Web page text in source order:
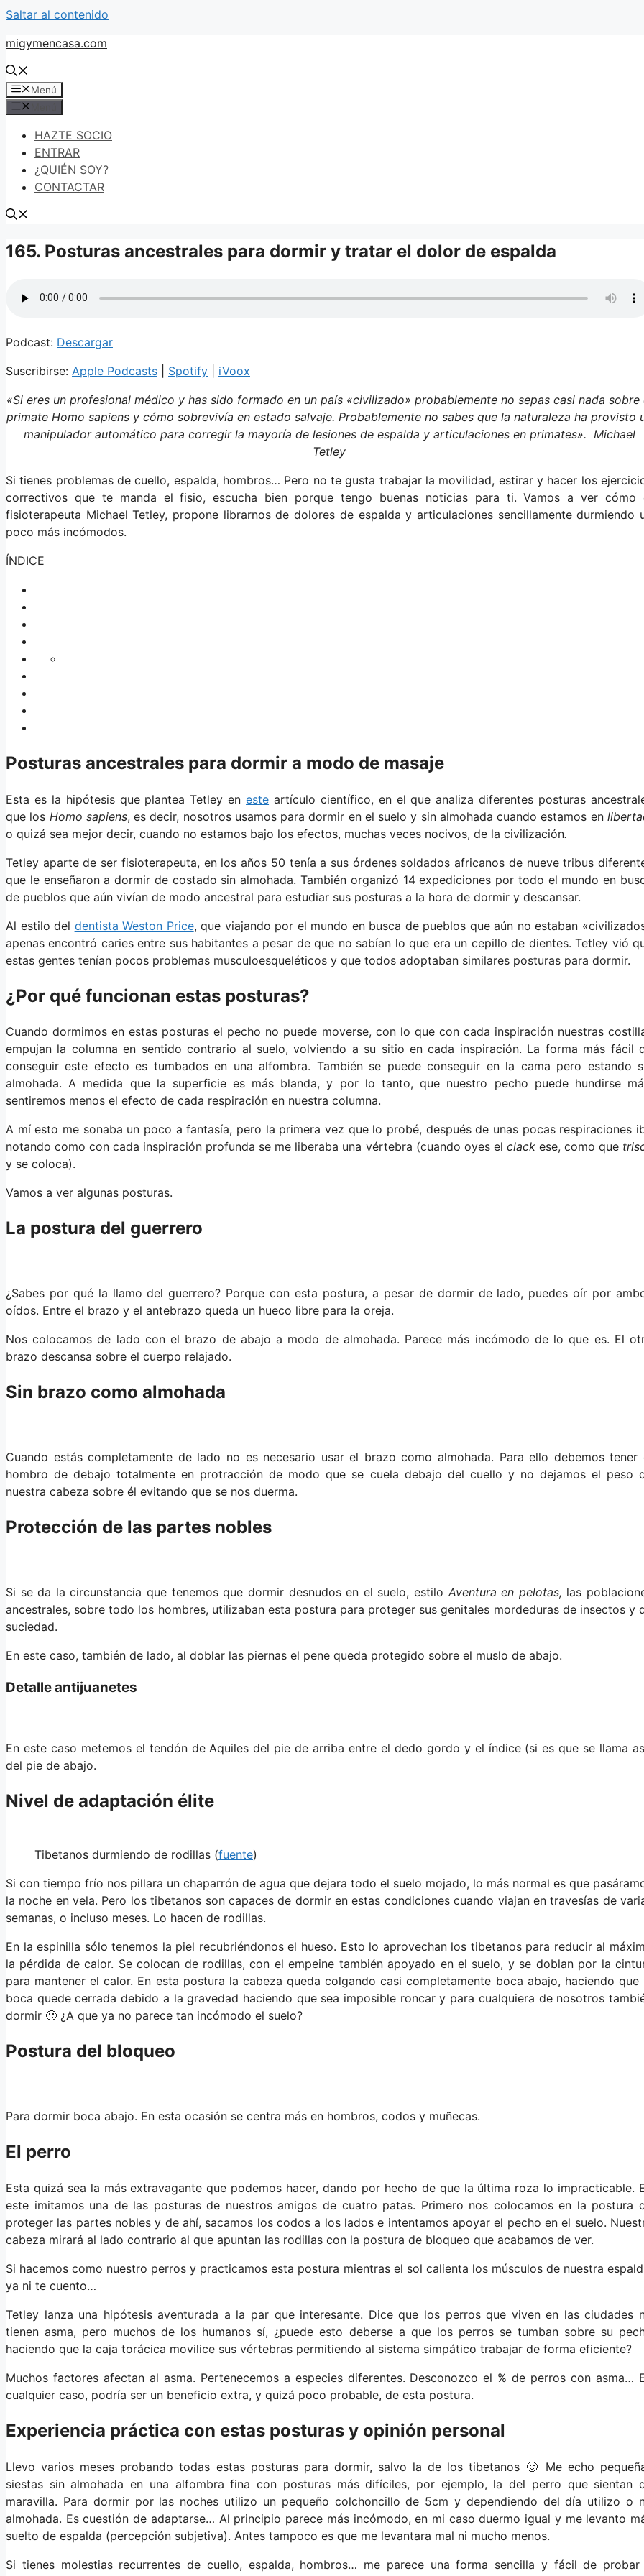
Saltar al contenido
migymencasa.com
Menú
HAZTE SOCIO
ENTRAR
¿QUIÉN SOY?
CONTACTAR
165. Posturas ancestrales para dormir y tratar el dolor de espalda
Podcast: Descargar
Suscribirse: Apple Podcasts Spotify
iVoox
«Si eres un profesional médico y has sido formado en un país «civilizado» probablemente no sepas casi nada sobre
primate Homo sapiens y cómo sobrevivía en estado salvaje. Probablemente no sabes que la naturaleza ha provisto
manipulador automático para corregir la mayoría de lesiones de espalda y articulaciones en primates». Michael
Tetley
Si tienes problemas de cuello, espalda, hombros… Pero no te gusta trabajar la movilidad, estirar y hacer los
correctivos que te manda el fisio, escucha bien porque tengo buenas noticias para ti. Vamos a ver cómo
fisioterapeuta Michael Tetley, propone librarnos de dolores de espalda y articulaciones sencillamente durmiendo
poco más incómodos.
ÍNDICE
Posturas ancestrales para dormir a modo de masaje
Esta es la hipótesis que plantea Tetley eneste artículo científico, en el que analiza diferentes posturas
que los Homo sapiens, es decir, nosotros usamos para dormir en el suelo y sin almohada cuando estamos en
o quizá sea mejor decir, cuando no estamos bajo los efectos, muchas veces nocivos, de la civilización.
Tetley aparte de ser fisioterapeuta, en los años 50 tenía a sus órdenes soldados africanos de nueve tribus
que le enseñaron a dormir de costado sin almohada. También organizó 14 expediciones por todo el mundo en
de pueblos que aún vivían de modo ancestral para estudiar sus posturas a la hora de dormir y descansar.
Al estilo del dentista Weston Price, que viajando por el mundo en busca de pueblos que aún no estaban
apenas encontró caries entre sus habitantes a pesar de que no sabían lo que era un cepillo de dientes. Tetley vió
estas gentes tenían pocos problemas musculoesqueléticos y que todos adoptaban similares posturas para dormir.
¿Por qué funcionan estas posturas?
Cuando dormimos en estas posturas el pecho no puede moverse, con lo que con cada inspiración nuestras
empujan la columna en sentido contrario al suelo, volviendo a su sitio en cada inspiración. La forma más fácil
conseguir este efecto es tumbados en una alfombra. También se puede conseguir en la cama pero estando
almohada. A medida que la superficie es más blanda, y por lo tanto, que nuestro pecho puede hundirse
sentiremos menos el efecto de cada respiración en nuestra columna.
A mí esto me sonaba un poco a fantasía, pero la primera vez que lo probé, después de unas pocas respiraciones
notando como con cada inspiración profunda se me liberaba una vértebra (cuando oyes el clackese, como que
y se coloca).
Vamos a ver algunas posturas.
La postura del guerrero
¿Sabes por qué la llamo del guerrero? Porque con esta postura, a pesar de dormir de lado, puedes oír por
oídos. Entre el brazo y el antebrazo queda un hueco libre para la oreja.
Nos colocamos de lado con el brazo de abajo a modo de almohada. Parece más incómodo de lo que es. El
brazo descansa sobre el cuerpo relajado.
Sin brazo como almohada
Cuando estás completamente de lado no es necesario usar el brazo como almohada. Para ello debemos tener
hombro de debajo totalmente en protracción de modo que se cuela debajo del cuello y no dejamos el peso
nuestra cabeza sobre él evitando que se nos duerma.
Protección de las partes nobles
Si se da la circunstancia que tenemos que dormir desnudos en el suelo, estilo Aventura en pelotas, las
ancestrales, sobre todo los hombres, utilizaban esta postura para proteger sus genitales mordeduras de insectos y
suciedad.
En este caso, también de lado, al doblar las piernas el pene queda protegido sobre el muslo de abajo.
Detalle antijuanetes
En este caso metemos el tendón de Aquiles del pie de arriba entre el dedo gordo y el índice (si es que se llama
del pie de abajo.
Nivel de adaptación élite
Tibetanos durmiendo de rodillas (fuente)
Si con tiempo frío nos pillara un chaparrón de agua que dejara todo el suelo mojado, lo más normal es que
la noche en vela. Pero los tibetanos son capaces de dormir en estas condiciones cuando viajan en travesías de
semanas, o incluso meses. Lo hacen de rodillas.
En la espinilla sólo tenemos la piel recubriéndonos el hueso. Esto lo aprovechan los tibetanos para reducir al
la pérdida de calor. Se colocan de rodillas, con el empeine también apoyado en el suelo, y se doblan por la
para mantener el calor. En esta postura la cabeza queda colgando casi completamente boca abajo, haciendo que
boca quede cerrada debido a la gravedad haciendo que sea imposible roncar y para cualquiera de nosotros
dormir 🙂 ¿A que ya no parece tan incómodo el suelo?
Postura del bloqueo
Para dormir boca abajo. En esta ocasión se centra más en hombros, codos y muñecas.
El perro
Esta quizá sea la más extravagante que podemos hacer, dando por hecho de que la última roza lo impracticable.
este imitamos una de las posturas de nuestros amigos de cuatro patas. Primero nos colocamos en la postura
proteger las partes nobles y de ahí, sacamos los codos a los lados e intentamos apoyar el pecho en el suelo.
cabeza mirará al lado contrario al que apuntan las rodillas con la postura de bloqueo que acabamos de ver.
Si hacemos como nuestro perros y practicamos esta postura mientras el sol calienta los músculos de nuestra
ya ni te cuento…
Tetley lanza una hipótesis aventurada a la par que interesante. Dice que los perros que viven en las ciudades
tienen asma, pero muchos de los humanos sí, ¿puede esto deberse a que los perros se tumban sobre su
haciendo que la caja torácica movilice sus vértebras permitiendo al sistema simpático trabajar de forma eficiente?
Muchos factores afectan al asma. Pertenecemos a especies diferentes. Desconozco el % de perros con asma…
cualquier caso, podría ser un beneficio extra, y quizá poco probable, de esta postura.
Experiencia práctica con estas posturas y opinión personal
Llevo varios meses probando todas estas posturas para dormir, salvo la de los tibetanos 🙂 Me echo
siestas sin almohada en una alfombra fina con posturas más difíciles, por ejemplo, la del perro que sientan
maravilla. Para dormir por las noches utilizo un pequeño colchoncillo de 5cm y dependiendo del día utilizo o
almohada. Es cuestión de adaptarse… Al principio parece más incómodo, en mi caso duermo igual y me levanto
suelto de espalda (percepción subjetiva). Antes tampoco es que me levantara mal ni mucho menos.
Si tienes molestias recurrentes de cuello, espalda, hombros… me parece una forma sencilla y fácil de probar